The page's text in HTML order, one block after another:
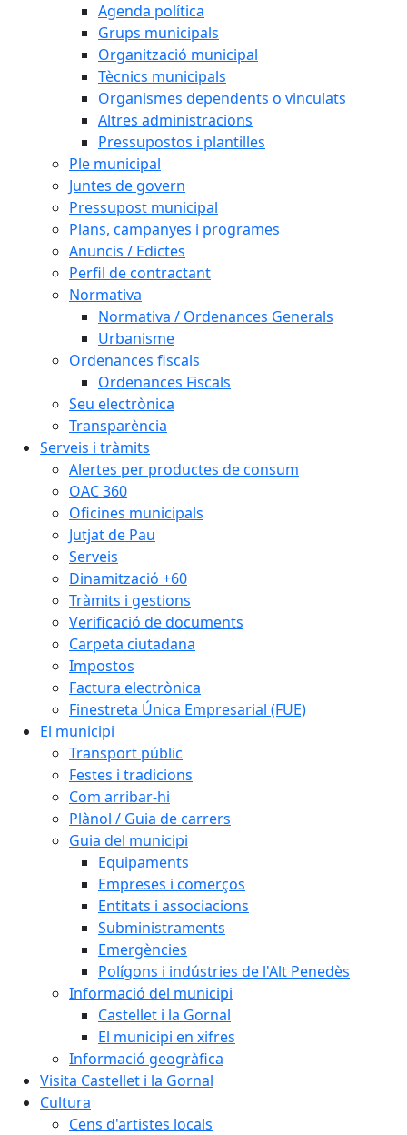
Agenda política
Grups municipals
Organització municipal
Tècnics municipals
Organismes dependents o vinculats
Altres administracions
Pressupostos i plantilles
Ple municipal
Juntes de govern
Pressupost municipal
Plans, campanyes i programes
Anuncis / Edictes
Perfil de contractant
Normativa
Normativa / Ordenances Generals
Urbanisme
Ordenances fiscals
Ordenances Fiscals
Seu electrònica
Transparència
Serveis i tràmits
Alertes per productes de consum
OAC 360
Oficines municipals
Jutjat de Pau
Serveis
Dinamització +60
Tràmits i gestions
Verificació de documents
Carpeta ciutadana
Impostos
Factura electrònica
Finestreta Única Empresarial (FUE)
El municipi
Transport públic
Festes i tradicions
Com arribar-hi
Plànol / Guia de carrers
Guia del municipi
Equipaments
Empreses i comerços
Entitats i associacions
Subministraments
Emergències
Polígons i indústries de l'Alt Penedès
Informació del municipi
Castellet i la Gornal
El municipi en xifres
Informació geogràfica
Visita Castellet i la Gornal
Cultura
Cens d'artistes locals